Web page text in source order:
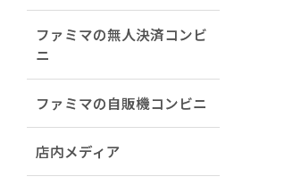
ファミマの無人決済コンビ
ニ
ファミマの自販機コンビニ
店内メディア